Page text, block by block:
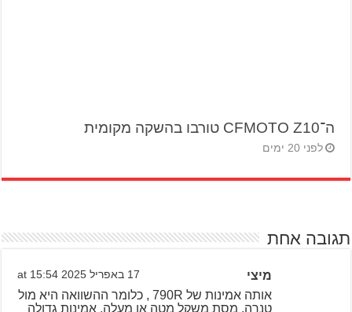
ה־CFMOTO Z10 טורבו בהשקה מקומית
לפני 20 ימים
תגובה אחת
מיצי 17 באפריל 2025 at 15:54
אותה אמינות של 790R , כלומר ההשוואה היא מול
טנרה. מסת משקל מטה או מעלה. אמינות גדולה